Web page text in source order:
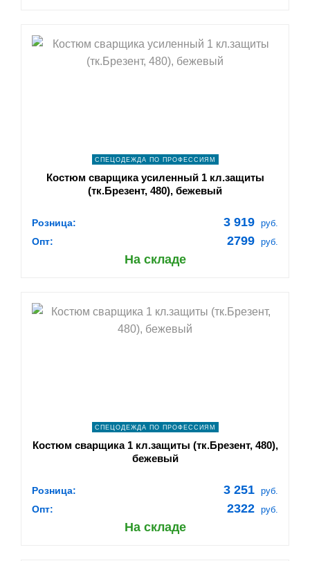
shopping_cart В КОРЗИНУ
СПЕЦОДЕЖДА ПО ПРОФЕССИЯМ
Костюм сварщика усиленный 1 кл.защиты
(тк.Брезент, 480), бежевый
Розница: 3 919 руб.
Опт: 2799 руб.
На складе
shopping_cart В КОРЗИНУ
СПЕЦОДЕЖДА ПО ПРОФЕССИЯМ
Костюм сварщика 1 кл.защиты (тк.Брезент, 480),
бежевый
Розница: 3 251 руб.
Опт: 2322 руб.
На складе